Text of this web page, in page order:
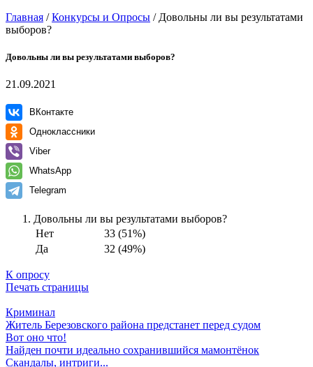
Главная /Конкурсы и Опросы / Довольны ли вы результатами
выборов?
Довольны ли вы результатами выборов?
21.09.2021
ВКонтакте
Одноклассники
Viber
WhatsApp
Telegram
Довольны ли вы результатами выборов?
Нет
33 (51%)
Да
32 (49%)
К опросу
Печать страницы
Криминал
Житель Березовского района предстанет перед судом
Вот оно что!
Найден почти идеально сохранившийся мамонтёнок
Скандалы, интриги...